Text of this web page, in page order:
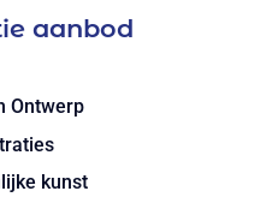
aanbod
Ontwerp
kunst